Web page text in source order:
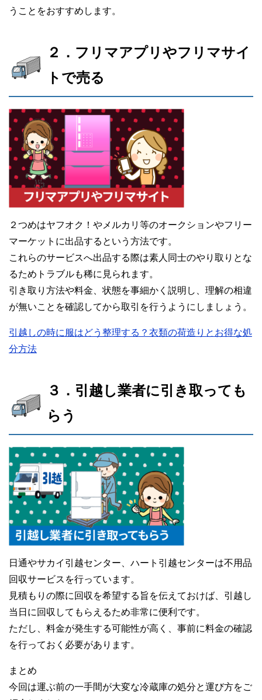
うことをおすすめします。
２．フリマアプリやフリマサイ
トで売る
２つめはヤフオク！やメルカリ等のオークションやフリー
マーケットに出品するという方法です。
これらのサービスへ出品する際は素人同士のやり取りとな
るためトラブルも稀に見られます。
引き取り方法や料金、状態を事細かく説明し、理解の相違
が無いことを確認してから取引を行うようにしましょう。
引越しの時に服はどう整理する？衣類の荷造りとお得な処
分方法
３．引越し業者に引き取っても
らう
日通やサカイ引越センター、ハート引越センターは不用品
回収サービスを行っています。
見積もりの際に回収を希望する旨を伝えておけば、引越し
当日に回収してもらえるため非常に便利です。
ただし、料金が発生する可能性が高く、事前に料金の確認
を行っておく必要があります。
まとめ
今回は運ぶ前の一手間が大変な冷蔵庫の処分と運び方をご